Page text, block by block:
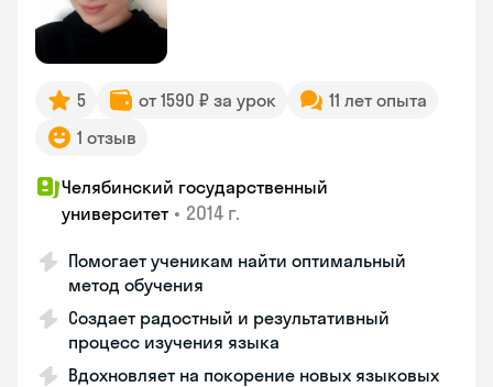
5 от 1590 ₽ за урок
11 лет опыта
1 отзыв
Челябинский государственный
университет • 2014 г.
Помогает ученикам найти оптимальный
метод обучения
Создает радостный и результативный
процесс изучения языка
Вдохновляет на покорение новых языковых